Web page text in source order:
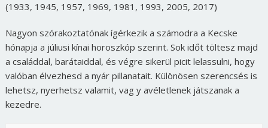
(1933, 1945, 1957, 1969, 1981, 1993, 2005, 2017)
Nagyon szórakoztatónak ígérkezik a számodra a Kecske
hónapja a júliusi kínai horoszkóp szerint. Sok időt töltesz majd
a családdal, barátaiddal, és végre sikerül picit lelassulni, hogy
valóban élvezhesd a nyár pillanatait. Különösen szerencsés is
lehetsz, nyerhetsz valamit, vag y avéletlenek játszanak a
kezedre.